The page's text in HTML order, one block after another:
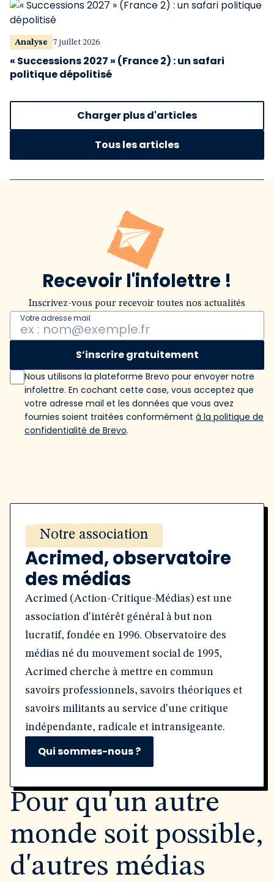
Analyse 7 juillet 2026
« Successions 2027 » (France 2) : un safari
politique dépolitisé
Charger plus d'articles
Tous les articles
Recevoir l'infolettre !
Inscrivez-vous pour recevoir toutes nos actualités
Votre adresse mail
S’inscrire gratuitement
Nous utilisons la plateforme Brevo pour envoyer notre
infolettre. En cochant cette case, vous acceptez que
votre adresse mail et les données que vous avez
fournies soient traitées conformément à la politique de
confidentialité de Brevo.
Notre association
Acrimed, observatoire
des médias
Acrimed (Action-Critique-Médias) est une
association d'intérêt général à but non
lucratif, fondée en 1996. Observatoire des
médias né du mouvement social de 1995,
Acrimed cherche à mettre en commun
savoirs professionnels, savoirs théoriques et
savoirs militants au service d'une critique
indépendante, radicale et intransigeante.
Qui sommes-nous ?
Pour qu'un autre
monde soit possible,
d'autres médias